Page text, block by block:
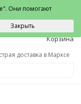
0
Корзина
доставка в Марксе
Они помогают
Закрыть